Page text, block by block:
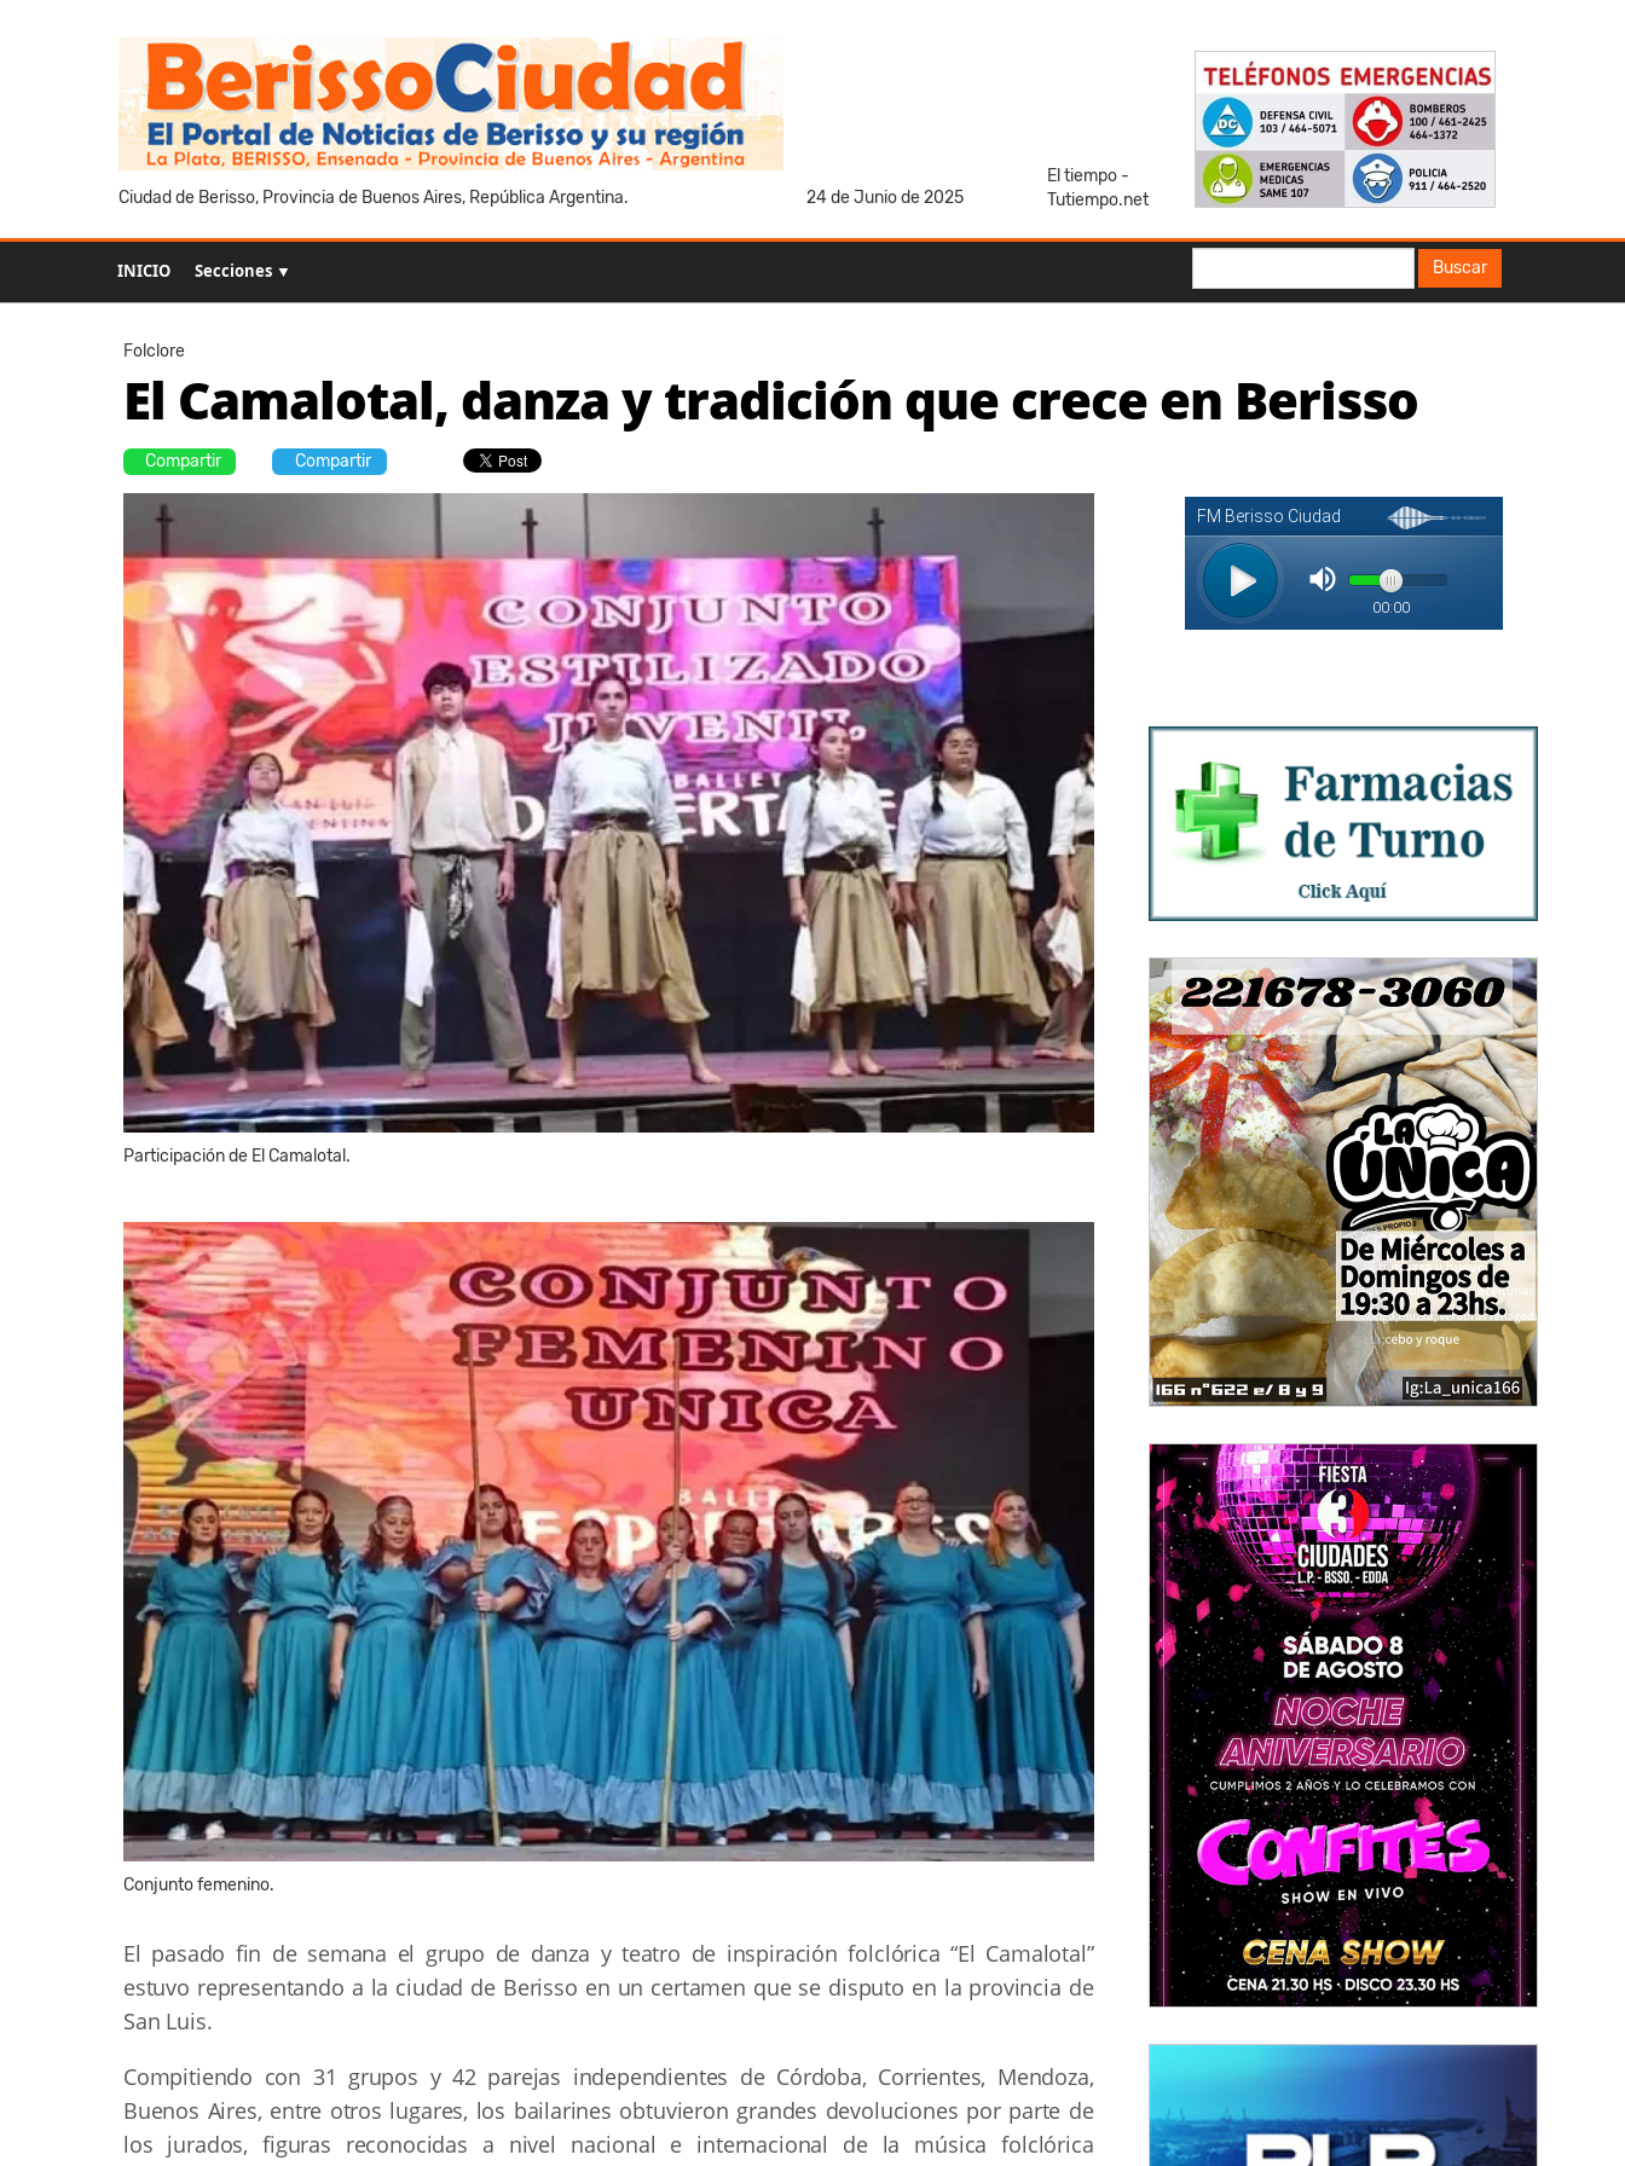
Ciudad de Berisso, Provincia de Buenos Aires, República Argentina. 24 de Junio de 2025
El tiempo -
Tutiempo.net
INICIO Secciones ▼ Buscar
Folclore
El Camalotal, danza y tradición que crece en Berisso
Compartir Compartir
Participación de El Camalotal.
Conjunto femenino.
El pasado fin de semana el grupo de danza y teatro de inspiración folclórica “El Camalotal”
estuvo representando a la ciudad de Berisso en un certamen que se disputo en la provincia de
San Luis.
Compitiendo con 31 grupos y 42 parejas independientes de Córdoba, Corrientes, Mendoza,
Buenos Aires, entre otros lugares, los bailarines obtuvieron grandes devoluciones por parte de
los jurados, figuras reconocidas a nivel nacional e internacional de la música folclórica